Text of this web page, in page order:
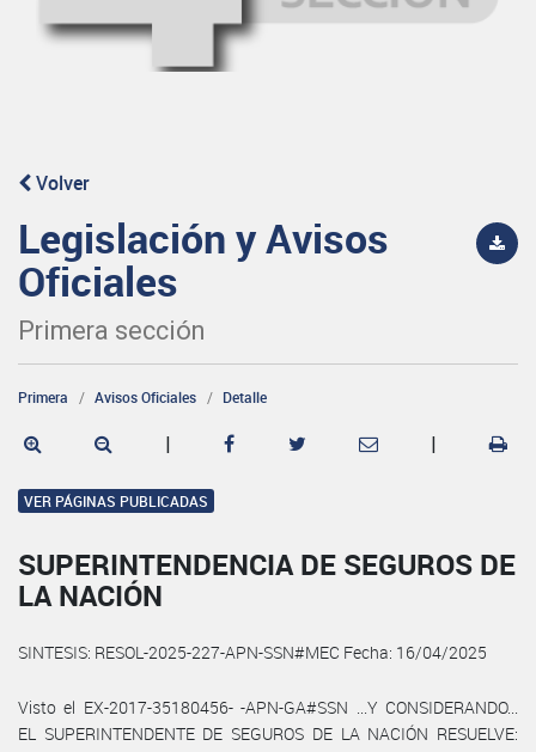
Volver
Legislación y Avisos
Oficiales
Primera sección
Primera Avisos Oficiales Detalle
| |
VER PÁGINAS PUBLICADAS
SUPERINTENDENCIA DE SEGUROS DE
LA NACIÓN
SINTESIS: RESOL-2025-227-APN-SSN#MEC Fecha: 16/04/2025
Visto el EX-2017-35180456- -APN-GA#SSN ...Y CONSIDERANDO...
EL SUPERINTENDENTE DE SEGUROS DE LA NACIÓN RESUELVE: